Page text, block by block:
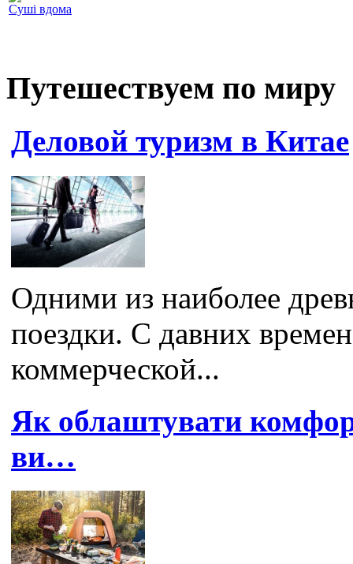
Суші вдома
Путешествуем по миру
Деловой туризм в Китае
Одними из наиболее
поездки. С давних
коммерческой...
Як облаштувати
ви…